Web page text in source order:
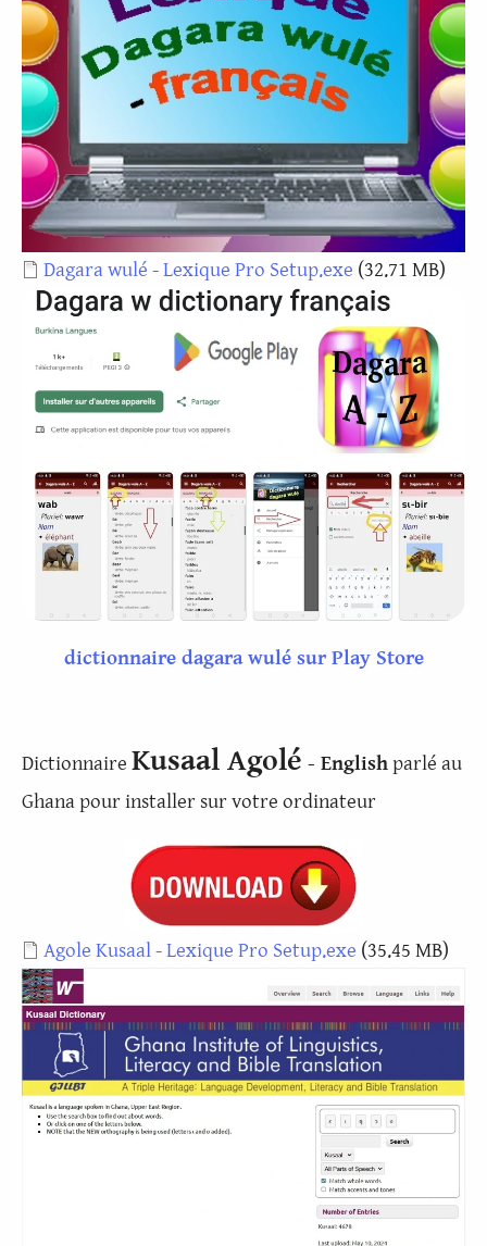
Document
Dagara wulé - Lexique Pro Setup.exe (32.71 MB)
dictionnaire dagara wulé sur Play Store
Dictionnaire Kusaal Agolé - Englishparlé au
Ghana pour installer sur votre ordinateur
Document
Agole Kusaal - Lexique Pro Setup.exe (35.45 MB)